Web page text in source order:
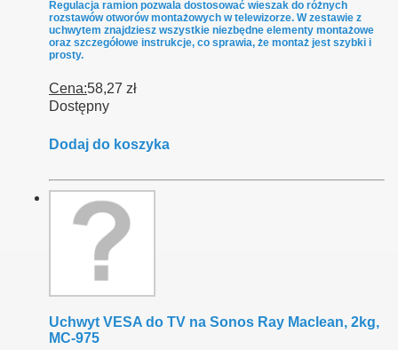
Regulacja ramion pozwala dostosować wieszak do różnych
rozstawów otworów montażowych w telewizorze. W zestawie z
uchwytem znajdziesz wszystkie niezbędne elementy montażowe
oraz szczegółowe instrukcje, co sprawia, że montaż jest szybki i
prosty.
Cena:58,27 zł
Dostępny
Dodaj do koszyka
Uchwyt VESA do TV na Sonos Ray Maclean, 2kg,
MC-975